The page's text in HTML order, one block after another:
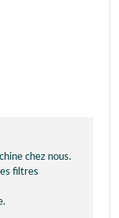
chez nous.
filtres